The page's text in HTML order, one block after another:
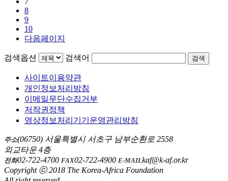
8
9
10
다음페이지
검색옵션 검색어 검색
사이트이용약관
개인정보처리방침
이메일무단수집거부
저작권정책
영상정보처리기기운영관리방침
주소(06750) 서울특별시 서초구 남부순환로 2558
외교타운 4층
전화02-722-4700 FAX02-722-4900 E-MAILkaf@k-af.or.kr
Copyright ⓒ 2018 The Korea-Africa Foundation